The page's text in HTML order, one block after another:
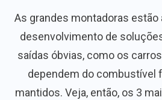
As grandes montadoras
desenvolvimento de
saídas óbvias, como os
dependem do combustível
mantidos. Veja, então, os 3